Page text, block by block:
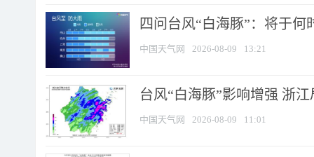
四问台风“白海豚”：将于
中国天气网 2026-08-09 13:21
台风“白海豚”影响增强 浙
中国天气网 2026-08-09 11:01